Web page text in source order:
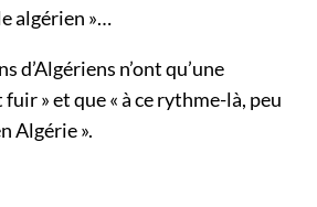
algérien »…
d’Algériens n’ont qu’une
» et que « à ce rythme-là, peu
Algérie ».